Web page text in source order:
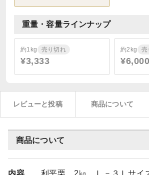
重量・容量ラインナップ
約1kg 売り切れ
¥3,333
約2kg 売
¥6,000
レビューと投稿 商品について
商品について
内容
利平栗 2㎏ Ｌ－３Ｌサイズ